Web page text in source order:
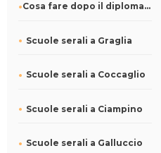
Cosa fare dopo il diploma: come fare la scelta giusta
Scuole serali a Graglia
Scuole serali a Coccaglio
Scuole serali a Ciampino
Scuole serali a Galluccio